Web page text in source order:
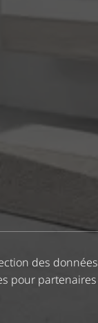
des données
pour partenaires